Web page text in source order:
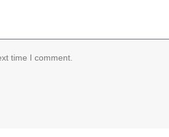
time I comment.